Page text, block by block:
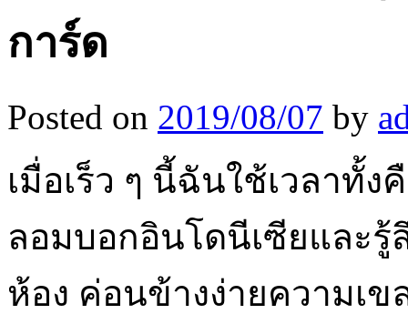
การ์ด
Posted on 2019/08/07 by
เมื่อเร็ว ๆ นี้ฉันใช้เวลาทั้
ลอมบอกอินโดนีเซียและ
ห้อง ค่อนข้างง่ายความเ